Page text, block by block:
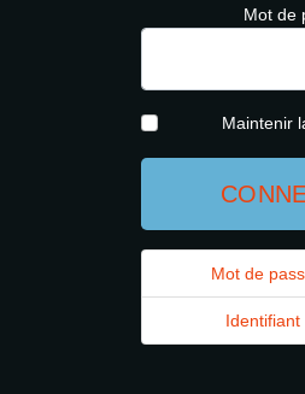
Mot de
Maintenir
Mot de